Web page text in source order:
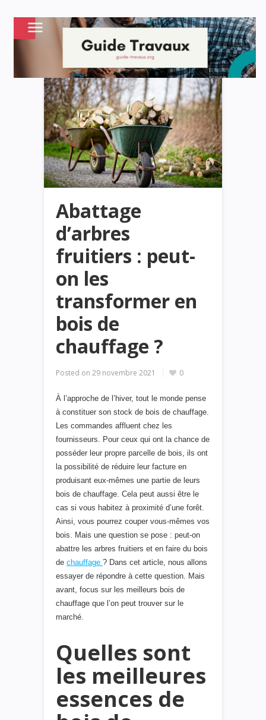
Abattage
d’arbres
fruitiers : peut-
on les
transformer en
bois de
chauffage ?
Posted on 29 novembre 2021 0
À l’approche de l’hiver, tout le monde pense
à constituer son stock de bois de chauffage.
Les commandes affluent chez les
fournisseurs. Pour ceux qui ont la chance de
posséder leur propre parcelle de bois, ils ont
la possibilité de réduire leur facture en
produisant eux-mêmes une partie de leurs
bois de chauffage. Cela peut aussi être le
cas si vous habitez à proximité d’une forêt.
Ainsi, vous pourrez couper vous-mêmes vos
bois. Mais une question se pose : peut-on
abattre les arbres fruitiers et en faire du bois
de chauffage ? Dans cet article, nous allons
essayer de répondre à cette question. Mais
avant, focus sur les meilleurs bois de
chauffage que l’on peut trouver sur le
marché.
Quelles sont
les meilleures
essences de